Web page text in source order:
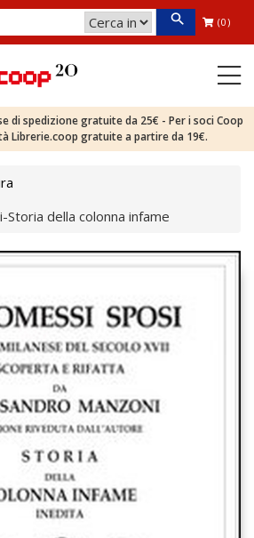
(0)
di spedizione gratuite da 25€ - Per i soci Coop
Librerie.coop gratuite a partire da 19€.
della colonna infame